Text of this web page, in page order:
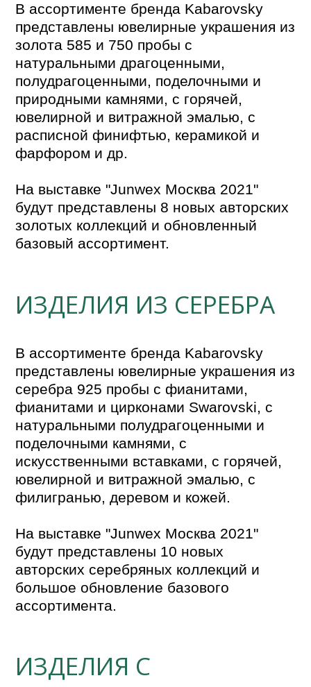
В ассортименте бренда Kabarovsky
представлены ювелирные украшения из
золота 585 и 750 пробы с
натуральными драгоценными,
полудрагоценными, поделочными и
природными камнями, с горячей,
ювелирной и витражной эмалью, с
расписной финифтью, керамикой и
фарфором и др.
На выставке "Junwex Москва 2021"
будут представлены 8 новых авторских
золотых коллекций и обновленный
базовый ассортимент.
ИЗДЕЛИЯ ИЗ СЕРЕБРА
В ассортименте бренда Kabarovsky
представлены ювелирные украшения из
серебра 925 пробы с фианитами,
фианитами и цирконами Swarovski, c
натуральными полудрагоценными и
поделочными камнями, с
искусственными вставками, с горячей,
ювелирной и витражной эмалью, с
филигранью, деревом и кожей.
На выставке "Junwex Москва 2021"
будут представлены 10 новых
авторских серебряных коллекций и
большое обновление базового
ассортимента.
ИЗДЕЛИЯ С